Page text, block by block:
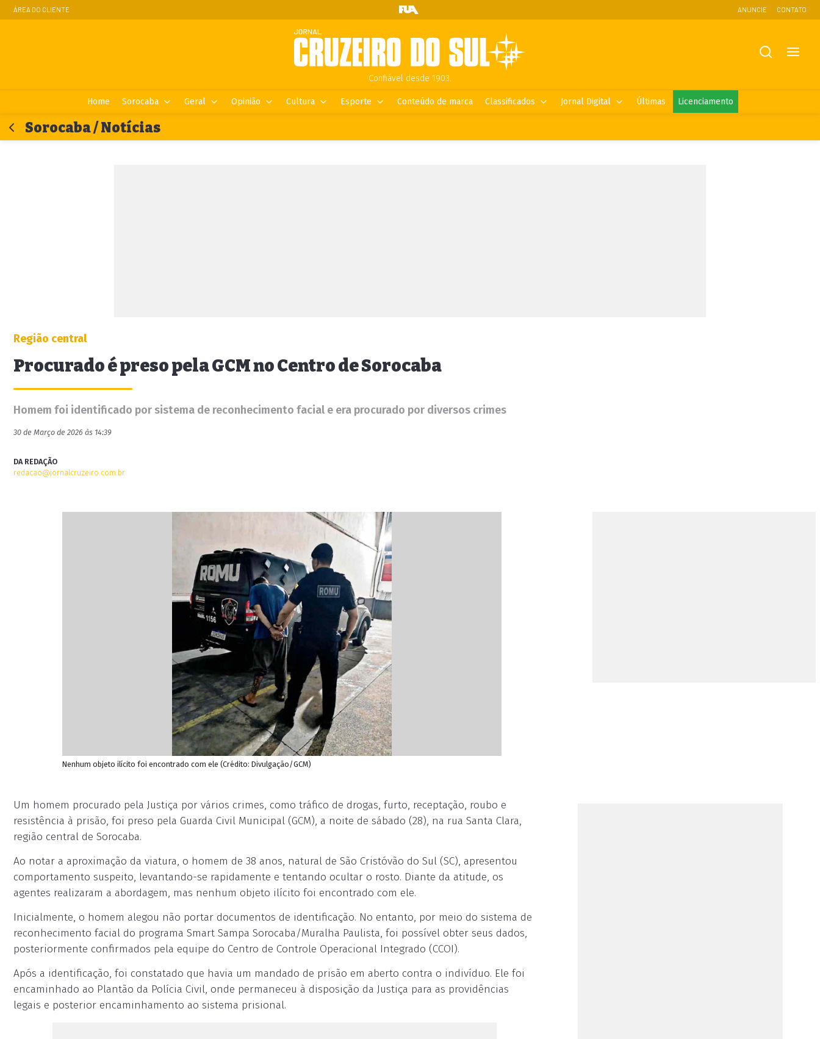
ÁREA DO CLIENTE ANUNCIE CONTATO
Confiável desde 1903.
Home Sorocaba Geral Opinião Cultura Esporte Conteúdo de marca Classificados Jornal Digital Últimas Licenciamento
Sorocaba / Notícias
Região central
Procurado é preso pela GCM no Centro de Sorocaba
Homem foi identificado por sistema de reconhecimento facial e era procurado por diversos crimes
30 de Março de 2026 às 14:39
DA REDAÇÃO
redacao@jornalcruzeiro.com.br
Nenhum objeto ilícito foi encontrado com ele (Crédito: Divulgação/GCM)
Um homem procurado pela Justiça por vários crimes, como tráfico de drogas, furto, receptação, roubo e
resistência à prisão, foi preso pela Guarda Civil Municipal (GCM), a noite de sábado (28), na rua Santa Clara,
região central de Sorocaba.
Ao notar a aproximação da viatura, o homem de 38 anos, natural de São Cristóvão do Sul (SC), apresentou
comportamento suspeito, levantando-se rapidamente e tentando ocultar o rosto. Diante da atitude, os
agentes realizaram a abordagem, mas nenhum objeto ilícito foi encontrado com ele.
Inicialmente, o homem alegou não portar documentos de identificação. No entanto, por meio do sistema de
reconhecimento facial do programa Smart Sampa Sorocaba/Muralha Paulista, foi possível obter seus dados,
posteriormente confirmados pela equipe do Centro de Controle Operacional Integrado (CCOI).
Após a identificação, foi constatado que havia um mandado de prisão em aberto contra o indivíduo. Ele foi
encaminhado ao Plantão da Polícia Civil, onde permaneceu à disposição da Justiça para as providências
legais e posterior encaminhamento ao sistema prisional.